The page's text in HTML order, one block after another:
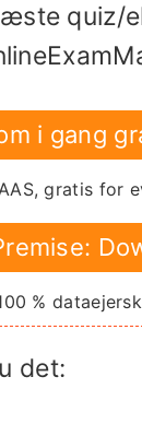
quiz/
i gang
gratis for
%
det: